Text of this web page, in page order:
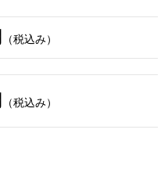
（税込み）
（税込み）